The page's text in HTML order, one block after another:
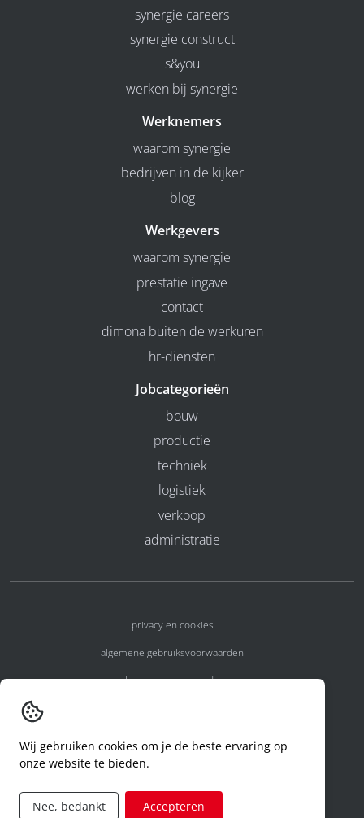
synergie careers
synergie construct
s&you
werken bij synergie
Werknemers
waarom synergie
bedrijven in de kijker
blog
Werkgevers
waarom synergie
prestatie ingave
contact
dimona buiten de werkuren
hr-diensten
Jobcategorieën
bouw
productie
techniek
logistiek
verkoop
administratie
privacy en cookies
algemene gebruiksvoorwaarden
algemene voorwaarden
code of conduct
aanvraag rechten ivm privacy
Wij gebruiken cookies om je de beste ervaring op
onze website te bieden.
Nee, bedankt Accepteren